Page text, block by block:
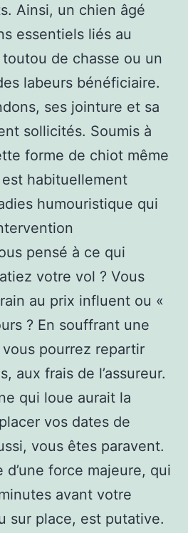
Ainsi, un chien âgé
essentiels liés au
de chasse ou un
labeurs bénéficiaire.
ses jointure et sa
sollicités. Soumis à
forme de chiot même
habituellement
humouristique qui
pensé à ce qui
votre vol ? Vous
au prix influent ou «
? En souffrant une
pourrez repartir
aux frais de l’assureur.
qui loue aurait la
vos dates de
vous êtes paravent.
d’une force majeure, qui
avant votre
sur place, est putative.